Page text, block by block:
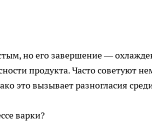
но его завершение —
продукта. Часто советуют
это вызывает разногласия
варки?